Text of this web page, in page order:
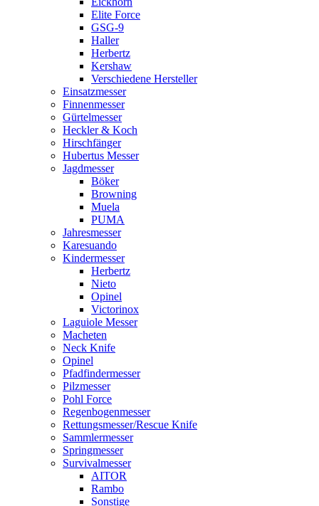
Elite Force
GSG-9
Haller
Herbertz
Kershaw
Verschiedene Hersteller
Einsatzmesser
Finnenmesser
Gürtelmesser
Heckler & Koch
Hirschfänger
Hubertus Messer
Jagdmesser
Böker
Browning
Muela
PUMA
Jahresmesser
Karesuando
Kindermesser
Herbertz
Nieto
Opinel
Victorinox
Laguiole Messer
Macheten
Neck Knife
Opinel
Pfadfindermesser
Pilzmesser
Pohl Force
Regenbogenmesser
Rettungsmesser/Rescue Knife
Sammlermesser
Springmesser
Survivalmesser
AITOR
Rambo
Sonstige